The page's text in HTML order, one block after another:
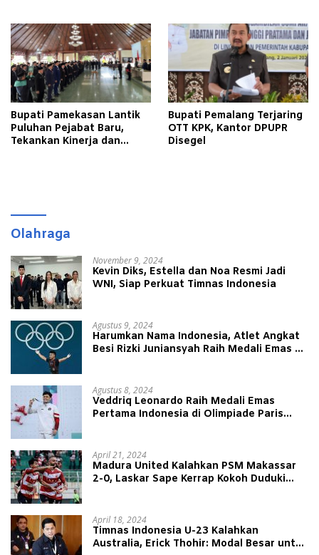
Bupati Pamekasan Lantik
Puluhan Pejabat Baru,
Tekankan Kinerja dan
Bupati Pemalang Terjaring
OTT KPK, Kantor DPUPR
Disegel
Olahraga
November 9, 2024
Kevin Diks, Estella dan Noa Resmi Jadi
WNI, Siap Perkuat Timnas Indonesia
Agustus 9, 2024
Harumkan Nama Indonesia, Atlet Angkat
Besi Rizki Juniansyah Raih Medali Emas di
Agustus 8, 2024
Veddriq Leonardo Raih Medali Emas
Pertama Indonesia di Olimpiade Paris
April 21, 2024
Madura United Kalahkan PSM Makassar
2-0, Laskar Sape Kerrap Kokoh Duduki
April 18, 2024
Timnas Indonesia U-23 Kalahkan
Australia, Erick Thohir: Modal Besar untuk